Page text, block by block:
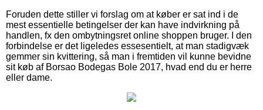
Foruden dette stiller vi forslag om at køber er sat ind i de
mest essentielle betingelser der kan have indvirkning på
handlen, fx den ombytningsret online shoppen bruger. I den
forbindelse er det ligeledes essesentielt, at man stadigvæk
gemmer sin kvittering, så man i fremtiden vil kunne bevidne
sit køb af Borsao Bodegas Bole 2017, hvad end du er herre
eller dame.